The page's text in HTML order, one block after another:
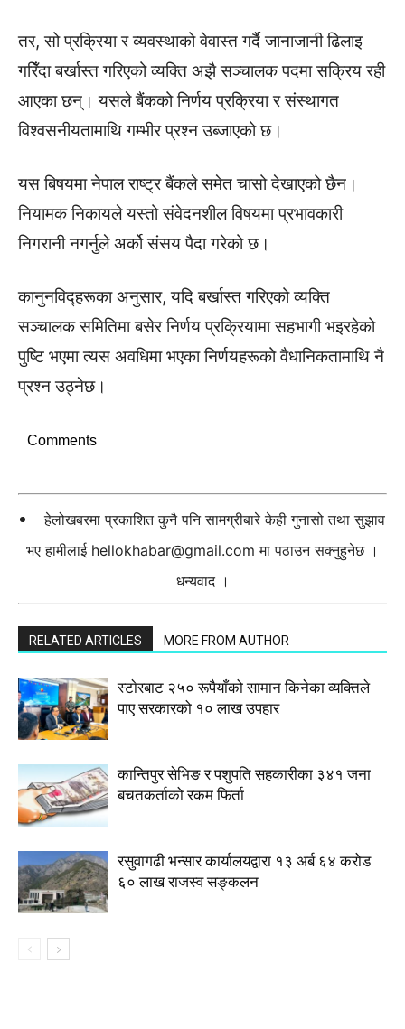
तर, सो प्रक्रिया र व्यवस्थाको वेवास्त गर्दै जानाजानी ढिलाइ
गरिँदा बर्खास्त गरिएको व्यक्ति अझै सञ्चालक पदमा सक्रिय रही
आएका छन्। यसले बैंकको निर्णय प्रक्रिया र संस्थागत
विश्वसनीयतामाथि गम्भीर प्रश्न उब्जाएको छ।
यस बिषयमा नेपाल राष्ट्र बैंकले समेत चासो देखाएको छैन।
नियामक निकायले यस्तो संवेदनशील विषयमा प्रभावकारी
निगरानी नगर्नुले अर्को संसय पैदा गरेको छ।
कानुनविद्हरूका अनुसार, यदि बर्खास्त गरिएको व्यक्ति
सञ्चालक समितिमा बसेर निर्णय प्रक्रियामा सहभागी भइरहेको
पुष्टि भएमा त्यस अवधिमा भएका निर्णयहरूको वैधानिकतामाथि नै
प्रश्न उठ्नेछ।
Comments
हेलोखबरमा प्रकाशित कुनै पनि सामग्रीबारे केही गुनासो तथा सुझाव
भए हामीलाई hellokhabar@gmail.com मा पठाउन सक्नुहुनेछ ।
धन्यवाद ।
RELATED ARTICLES MORE FROM AUTHOR
स्टाेरबाट २५० रूपैयाँको सामान किनेका व्यक्तिले
पाए सरकारको १० लाख उपहार
कान्तिपुर सेभिङ र पशुपति सहकारीका ३४१ जना
बचतकर्ताको रकम फिर्ता
रसुवागढी भन्सार कार्यालयद्वारा १३ अर्ब ६४ करोड
६० लाख राजस्व सङ्कलन